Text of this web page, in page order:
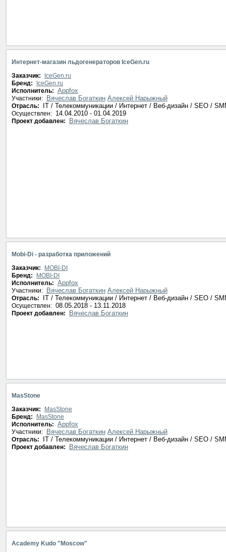
Интернет-магазин льдогенераторов IceGen.ru
Заказчик:
IceGen.ru
Бренд:
IceGen.ru
Исполнитель: Appfox
Участники: Вячеслав Богаткин Алексей Нарыжный
Отрасль: IT / Телекоммуникации / Интернет / Веб-дизайн / SEO /
Осуществлен: 14.04.2010 - 01.04.2019
Проект добавлен: Вячеслав Богаткин
Mobi-Di - разработка приложений
Заказчик:
MOBI-DI
Бренд:
MOBI-DI
Исполнитель: Appfox
Участники: Вячеслав Богаткин Алексей Нарыжный
Отрасль: IT / Телекоммуникации / Интернет / Веб-дизайн / SEO /
Осуществлен: 08.05.2018 - 13.11.2018
Проект добавлен: Вячеслав Богаткин
MasStone
Заказчик:
MasStone
Бренд:
MasStone
Исполнитель: Appfox
Участники: Вячеслав Богаткин Алексей Нарыжный
Отрасль: IT / Телекоммуникации / Интернет / Веб-дизайн / SEO /
Проект добавлен: Вячеслав Богаткин
Academy Kudo "Moscow"